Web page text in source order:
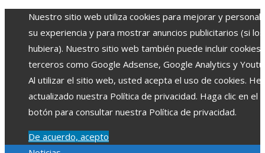
Nuestro sitio web utiliza cookies para mejorar y
su experiencia y para mostrar anuncios publicitarios (si los
hubiera). Nuestro sitio web también puede incluir cookies
terceros como Google Adsense, Google Analytics y
Al utilizar el sitio web, usted acepta el uso de cookies.
actualizado nuestra Política de privacidad. Haga clic en el
botón para consultar nuestra Política de privacidad.
De acuerdo, acepto